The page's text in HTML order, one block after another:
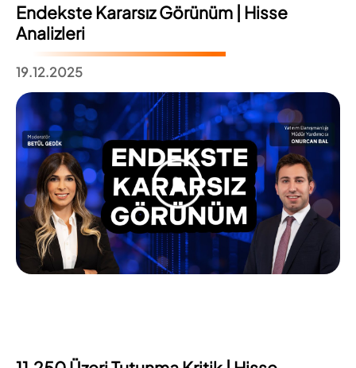
Endekste Kararsız Görünüm | Hisse
Analizleri
19.12.2025